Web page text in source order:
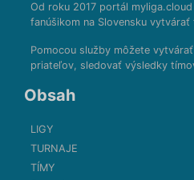
Od roku 2017 portál
fanúšikom na Slovensku vytvárať
Pomocou služby môžete
priateľov, sledovať výsledky
Obsah
LIGY
TURNAJE
TÍMY